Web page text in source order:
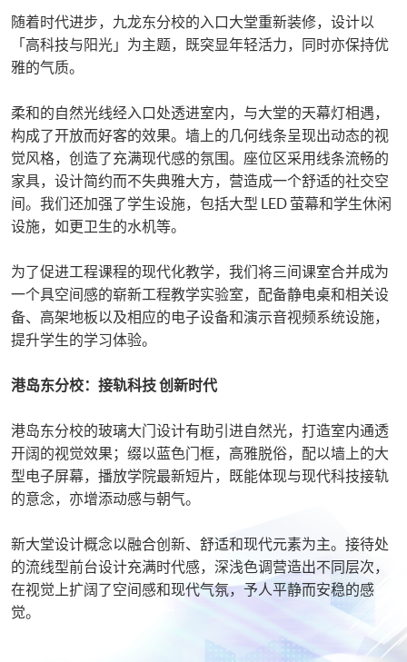
随着时代进步，九龙东分校的入口大堂重新装修，设计以
「高科技与阳光」为主题，既突显年轻活力，同时亦保持优
雅的气质。
柔和的自然光线经入口处透进室内，与大堂的天幕灯相遇，
构成了开放而好客的效果。墙上的几何线条呈现出动态的视
觉风格，创造了充满现代感的氛围。座位区采用线条流畅的
家具，设计简约而不失典雅大方，营造成一个舒适的社交空
间。我们还加强了学生设施，包括大型 LED 萤幕和学生休闲
设施，如更卫生的水机等。
为了促进工程课程的现代化教学，我们将三间课室合并成为
一个具空间感的崭新工程教学实验室，配备静电桌和相关设
备、高架地板以及相应的电子设备和演示音视频系统设施，
提升学生的学习体验。
港岛东分校：接轨科技创新时代
港岛东分校的玻璃大门设计有助引进自然光，打造室内通透
开阔的视觉效果；缀以蓝色门框，高雅脱俗，配以墙上的大
型电子屏幕，播放学院最新短片，既能体现与现代科技接轨
的意念，亦增添动感与朝气。
新大堂设计概念以融合创新、舒适和现代元素为主。接待处
的流线型前台设计充满时代感，深浅色调营造出不同层次，
在视觉上扩阔了空间感和现代气氛，予人平静而安稳的感
觉。